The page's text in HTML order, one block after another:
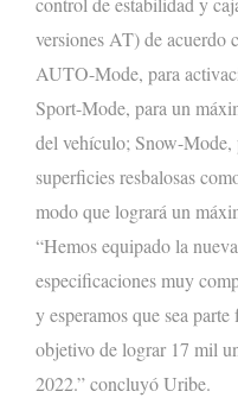
versiones AT)de acuerdo
AUTO-Mode, para
Sport-Mode, para un
del vehículo; Snow-Mode,
superficies resbalosas
modo que logrará un
“Hemos equipado la
especificaciones muy
y esperamos que sea
objetivo delograr 17 mil
2022.” concluyóUribe.